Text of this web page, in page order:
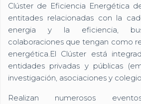
Clúster de Eficiencia Energética
entitades relacionadas con la
energia y la eficiencia,
colaboraciones que tengan como
energética.El Clúster está
entidades privadas y públicas
investigación, asociaciones y
Realizan numerosos